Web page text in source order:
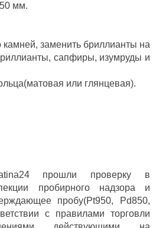
мм.
заменить бриллианты на
сапфиры, изумруды и
или глянцевая).
прошли проверку в
пробирного надзора и
пробу(Pt950, Pd850,
с правилами торговли